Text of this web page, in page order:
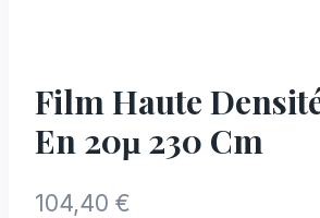
Film Haute
En 20µ 230 Cm
104,40 €